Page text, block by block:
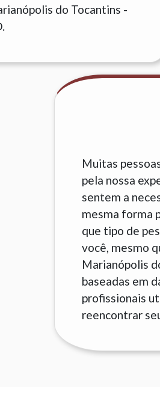
do Tocantins -
Muitas
pela nossa
sentem a
mesma forma
que tipo de
você, mesmo
Marianópolis
baseadas em
profissionais
reencontrar